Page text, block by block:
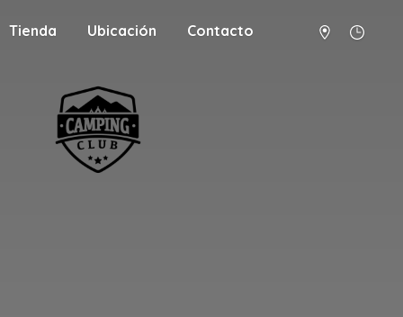
Tienda Ubicación Contacto